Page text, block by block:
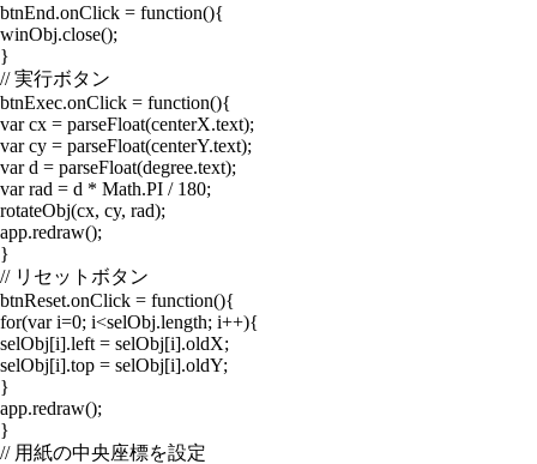
btnEnd.onClick = function(){
winObj.close();
}
// 実行ボタン
btnExec.onClick = function(){
var cx = parseFloat(centerX.text);
var cy = parseFloat(centerY.text);
var d = parseFloat(degree.text);
var rad = d * Math.PI / 180;
rotateObj(cx, cy, rad);
app.redraw();
}
// リセットボタン
btnReset.onClick = function(){
for(var i=0; i<selObj.length; i++){
selObj[i].left = selObj[i].oldX;
selObj[i].top = selObj[i].oldY;
}
app.redraw();
}
// 用紙の中央座標を設定